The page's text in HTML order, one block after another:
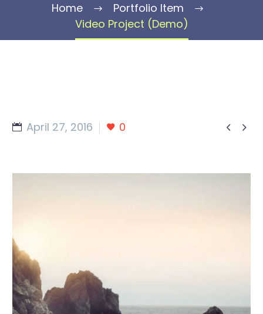
Home
Portfolio Item
Video Project (Demo)
 
April 27, 2016 0